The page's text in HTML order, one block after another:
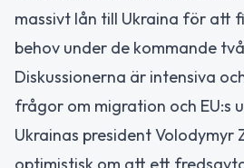
massivt lån till Ukraina för att
behov under de kommande
Diskussionerna är intensiva
frågor om migration och EU:s
Ukrainas president Volodymyr
optimistisk om att ett